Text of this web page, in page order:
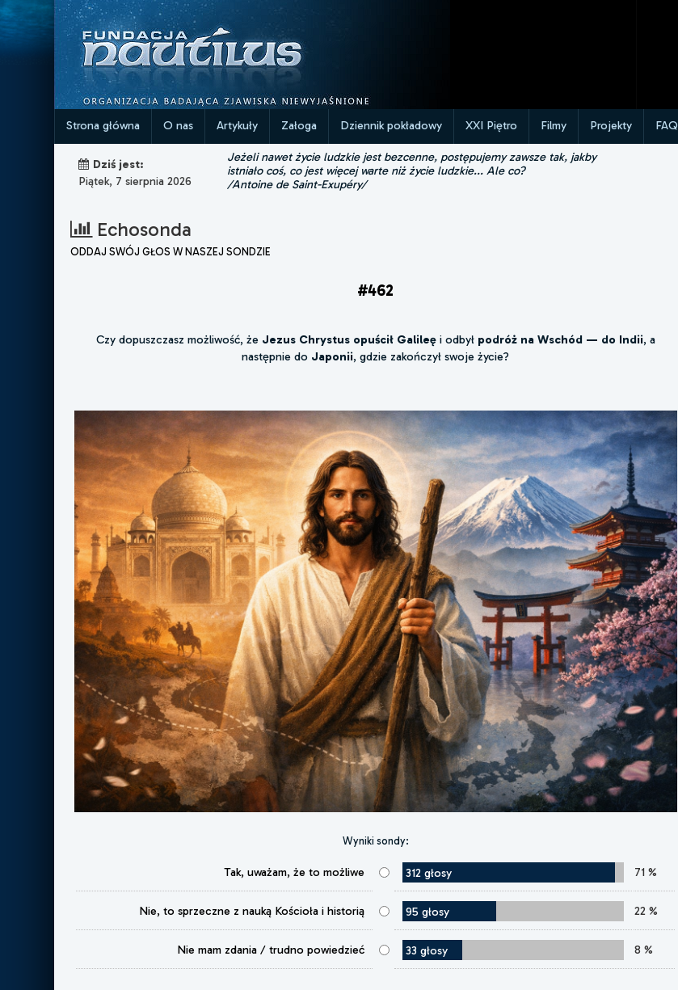
Strona główna O nas Artykuły Załoga Dziennik pokładowy XXI Piętro Filmy Projekty FAQ
Dziś jest:
Piątek, 7 sierpnia 2026
Jeżeli nawet życie ludzkie jest bezcenne, postępujemy zawsze tak, jakby
istniało coś, co jest więcej warte niż życie ludzkie... Ale co?
/Antoine de Saint-Exupéry/
Echosonda
ODDAJ SWÓJ GŁOS W NASZEJ SONDZIE
#462
Czy dopuszczasz możliwość, że Jezus Chrystus opuścił Galileęi odbył podróż na Wschód — do Indii, a
następnie do Japonii, gdzie zakończył swoje życie?
Wyniki sondy:
Tak, uważam, że to możliwe 312 głosy 71 %
Nie, to sprzeczne z nauką Kościoła i historią 95 głosy 22 %
Nie mam zdania / trudno powiedzieć 33 głosy 8 %